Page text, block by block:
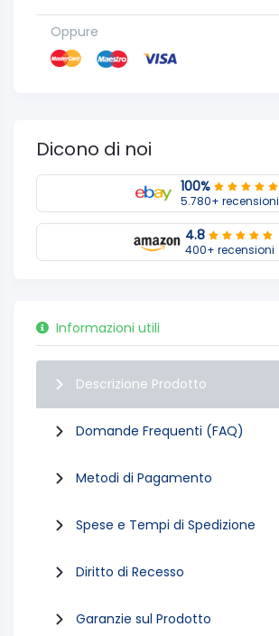
Oppure
Dicono di noi
100%
5.780+ recensioni
4.8
400+ recensioni
Informazioni utili
Descrizione Prodotto
Domande Frequenti (FAQ)
Metodi di Pagamento
Spese e Tempi di Spedizione
Diritto di Recesso
Garanzie sul Prodotto